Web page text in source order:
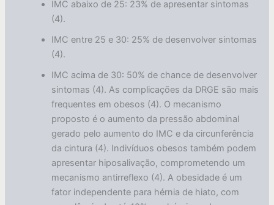
IMC abaixo de 25: 23% de apresentar sintomas
(4).
IMC entre 25 e 30: 25% de desenvolver sintomas
(4).
IMC acima de 30: 50% de chance de desenvolver
sintomas (4). As complicações da DRGE são mais
frequentes em obesos (4). O mecanismo
proposto é o aumento da pressão abdominal
gerado pelo aumento do IMC e da circunferência
da cintura (4). Indivíduos obesos também podem
apresentar hiposalivação, comprometendo um
mecanismo antirreflexo (4). A obesidade é um
fator independente para hérnia de hiato, com